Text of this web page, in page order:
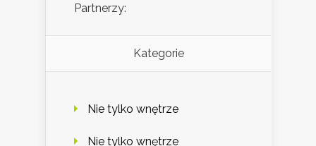
Partnerzy:
Kategorie
Nie tylko wnętrze
Nie tylko wnętrze